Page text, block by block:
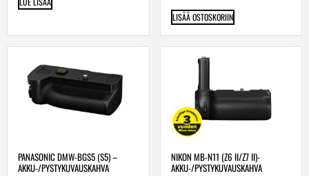
LISÄÄ OSTOSKORIIN
PANASONIC DMW-BGS5 (S5) –
AKKU-/PYSTYKUVAUSKAHVA
NIKON MB-N11 (Z6 II/Z7 II)-
AKKU-/PYSTYKUVAUSKAHVA